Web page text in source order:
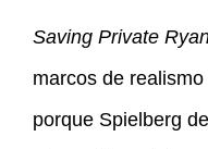
Saving Private
marcos de
porque Spielberg